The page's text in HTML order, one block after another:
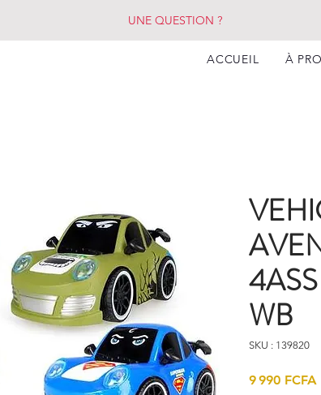
UNE QUESTION ?
ACCUEIL À
WB
SKU : 139820
9 990 FCFA